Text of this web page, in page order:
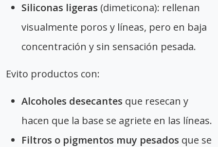
Siliconas ligeras (dimeticona): rellenan
visualmente poros y líneas, pero en baja
concentración y sin sensación pesada.
Evito productos con:
Alcoholes desecantes que resecan y
hacen que la base se agriete en las líneas.
Filtros o pigmentos muy pesados que se